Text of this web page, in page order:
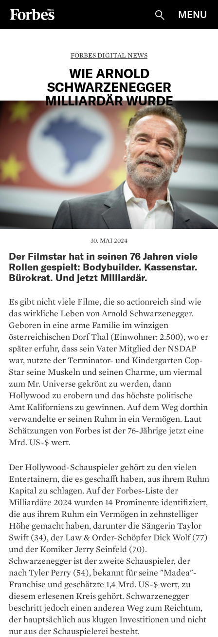
Suche
MENU
FORBES DIGITAL NEWS
WIE ARNOLD
SCHWARZENEGGER
MILLIARDÄR WURDE
30. MAI 2024
Der Filmstar hat in seinen 76 Jahren viele
Rollen gespielt: Bodybuilder. Kassenstar.
Bürokrat. Und jetzt Milliardär.
Es gibt nicht viele Filme, die so actionreich sind wie
das wirkliche Leben von Arnold Schwarzenegger.
Geboren in eine arme Familie im winzigen
österreichischen Dorf Thal (Einwohner: 2.500), wo er
später erfuhr, dass sein Vater Mitglied der NSDAP
war, nutzte der Terminator- und Kindergarten Cop-
Star seine Muskeln und seinen Charme, um viermal
zum Mr. Universe gekrönt zu werden, dann
Hollywood zu erobern und das höchste politische
Amt Kaliforniens zu gewinnen. Auf dem Weg dorthin
verwandelte er seinen Ruhm in ein Vermögen. Laut
Schätzungen von Forbes ist der 76-Jährige jetzt eine
Mrd. US-$ wert.
Der Hollywood-Schauspieler gehört zu den vielen
Entertainern, die es geschafft haben, aus ihrem Ruhm
Kapital zu schlagen. Auf der Forbes-Liste der
Milliardäre 2024 wurden 14 Prominente identifiziert,
die aus ihrem Ruhm ein Vermögen in zehnstelliger
Höhe gemacht haben, darunter die Sängerin Taylor
Swift (34), der Law & Order-Schöpfer Dick Wolf (77)
und der Komiker Jerry Seinfeld (70).
Schwarzenegger ist der zweite Schauspieler, der
nach Tyler Perry (54), bekannt für seine "Madea"-
Franchise und geschätzte 1,4 Mrd. US-$ wert, zu
diesem erlesenen Kreis gehört. Schwarzenegger
beschritt jedoch einen anderen Weg zum Reichtum,
der hauptsächlich aus klugen Investitionen und nicht
nur aus der Schauspielerei besteht.